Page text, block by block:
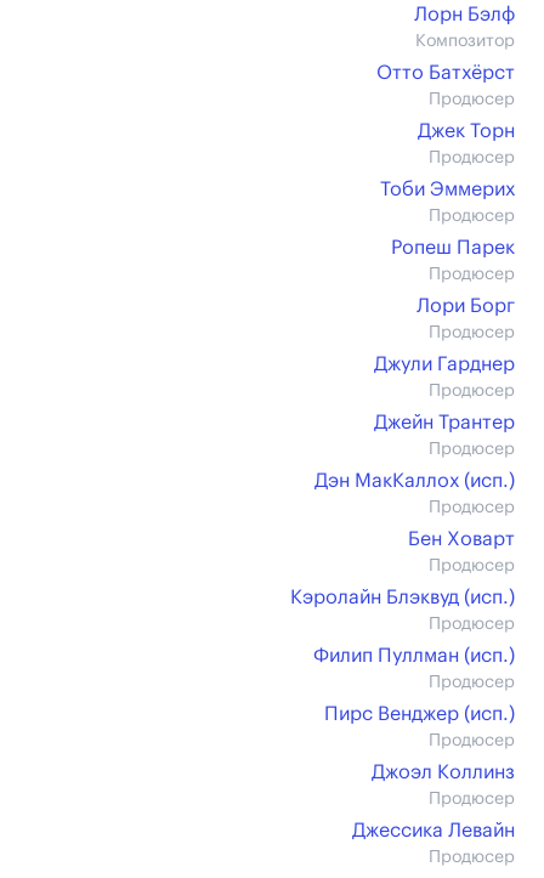
Лорн Бэлф
Композитор
Отто Батхёрст
Продюсер
Джек Торн
Продюсер
Тоби Эммерих
Продюсер
Ропеш Парек
Продюсер
Лори Борг
Продюсер
Джули Гарднер
Продюсер
Джейн Трантер
Продюсер
Дэн МакКаллох (иcп.)
Продюсер
Бен Ховарт
Продюсер
Кэролайн Блэквуд (иcп.)
Продюсер
Филип Пуллман (иcп.)
Продюсер
Пирс Венджер (иcп.)
Продюсер
Джоэл Коллинз
Продюсер
Джессика Левайн
Продюсер